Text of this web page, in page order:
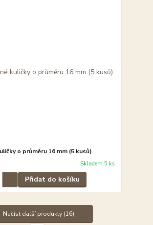
o průměru 16 mm (5 kusů)
Skladem 5 ks
Přidat do košíku
Načíst další produkty (16)